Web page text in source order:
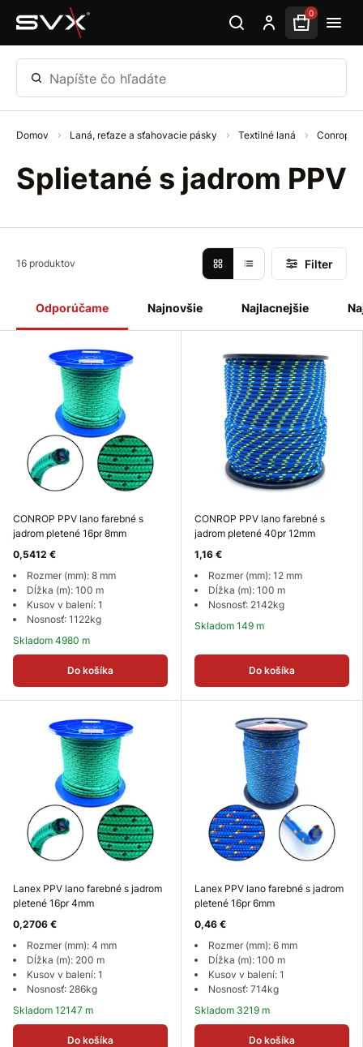
Preskočiť na hlavný obsah 0
Napíšte čo hľadáte
Domov Laná, reťaze a sťahovacie pásky Textilné laná Conrop /
Splietané s jadrom PPV
Odporúčame Najnovšie Najlacnejšie
16 produktov Filter
CONROP PPV lano farebné s
jadrom pletené 16pr 8mm
0,5412 €
Rozmer (mm): 8 mm
Dĺžka (m): 100 m
Kusov v balení: 1
Nosnosť: 1122kg
Skladom 4980 m
Do košíka
CONROP PPV lano farebné s
jadrom pletené 40pr 12mm
1,16 €
Rozmer (mm): 12 mm
Dĺžka (m): 100 m
Nosnosť: 2142kg
Skladom 149 m
Do košíka
Lanex PPV lano farebné s jadrom
pletené 16pr 4mm
0,2706 €
Rozmer (mm): 4 mm
Dĺžka (m): 200 m
Kusov v balení: 1
Nosnosť: 286kg
Skladom 12147 m
Do košíka
Lanex PPV lano farebné s jadrom
pletené 16pr 6mm
0,46 €
Rozmer (mm): 6 mm
Dĺžka (m): 100 m
Kusov v balení: 1
Nosnosť: 714kg
Skladom 3219 m
Do košíka